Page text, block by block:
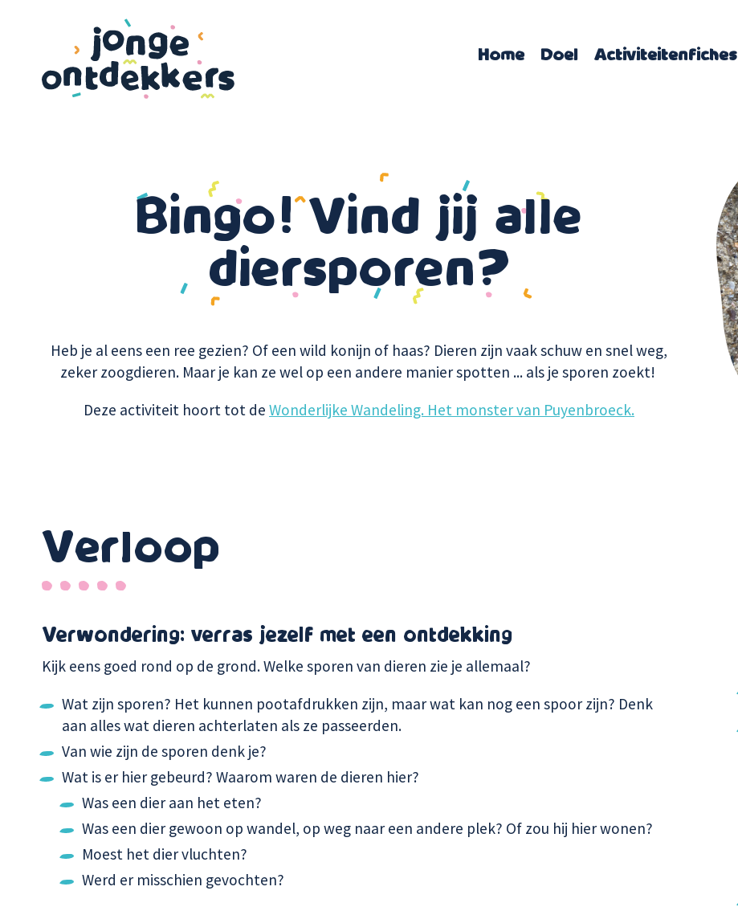
Home Doel Activiteitenfiches
Bingo! Vind jij alle
diersporen?
Heb je al eens een ree gezien? Of een wild konijn of haas? Dieren zijn vaak schuw en snel weg,
zeker zoogdieren. Maar je kan ze wel op een andere manier spotten ... als je sporen zoekt!
Deze activiteit hoort tot de Wonderlijke Wandeling. Het monster van Puyenbroeck.
Verloop
Verwondering: verras jezelf met een ontdekking
Kijk eens goed rond op de grond. Welke sporen van dieren zie je allemaal?
Wat zijn sporen? Het kunnen pootafdrukken zijn, maar wat kan nog een spoor zijn? Denk
aan alles wat dieren achterlaten als ze passeerden.
Van wie zijn de sporen denk je?
Wat is er hier gebeurd? Waarom waren de dieren hier?
Was een dier aan het eten?
Was een dier gewoon op wandel, op weg naar een andere plek? Of zou hij hier wonen?
Moest het dier vluchten?
Werd er misschien gevochten?